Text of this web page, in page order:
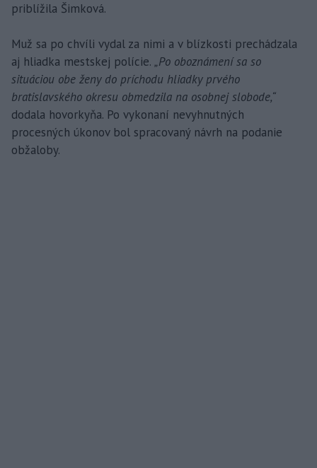
priblížila Šimková.
Muž sa po chvíli vydal za nimi a v blízkosti prechádzala
aj hliadka mestskej polície. „Po oboznámení sa so
situáciou obe ženy do príchodu hliadky prvého
bratislavského okresu obmedzila na osobnej slobode,“
dodala hovorkyňa. Po vykonaní nevyhnutných
procesných úkonov bol spracovaný návrh na podanie
obžaloby.